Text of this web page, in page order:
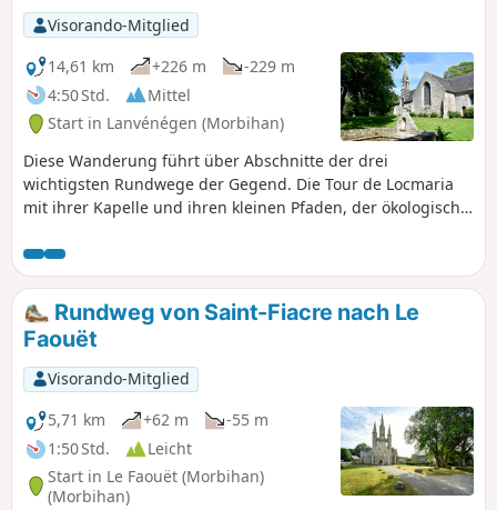
Visorando-Mitglied
14,61 km
+226 m
-229 m
4:50 Std.
Mittel
Start in Lanvénégen (Morbihan)
Diese Wanderung führt über Abschnitte der drei
wichtigsten Rundwege der Gegend. Die Tour de Locmaria
mit ihrer Kapelle und ihren kleinen Pfaden, der ökologisch
derGR®38, der die gesamte Region durchquert und die
wichtigsten Sehenswürdigkeiten vorstellt. Eine schöne,
überwiegend durch Wälder führende, hügelige Tour mit
ihren Hohlwegen, Flüssen und ungewöhnlichen Orten.
Rundweg von Saint-Fiacre nach Le
Faouët
Visorando-Mitglied
5,71 km
+62 m
-55 m
1:50 Std.
Leicht
Start in Le Faouët (Morbihan)
(Morbihan)